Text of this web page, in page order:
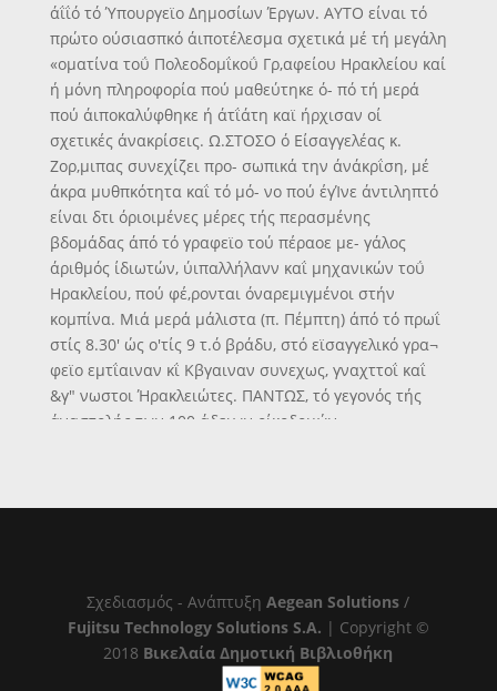
άΐΐό τό Ύπουργεϊο Δημοσίων Έργων. ΑΥΤΟ είναι τό
πρώτο ούσιασπκό άιποτέλεσμα σχετικά μέ τή μεγάλη
«οματίνα τοΰ Πολεοδομΐκοΰ Γρ,αφείου Ηρακλείου καί
ή μόνη πληροφορία πού μαθεύτηκε ό- πό τή μερά
πού άιποκαλύφθηκε ή άτΐάτη καϊ ήρχισαν οί
σχετικές άνακρίσεις. Ω.ΣΤΟΣΟ ό Είσαγγελέας κ.
Ζορ,μιπας συνεχίζει προ- σωπικά την άνάκρΐση, μέ
άκρα μυθπκότητα καΐ τό μό- νο πού έγΊνε άντιληπτό
είναι δτι όριοιμένες μέρες τής περασμένης
βδομάδας άπό τό γραφεϊο τού πέραοε με- γάλος
άριθμός ίδιωτών, ύιπαλλήλανν καΐ μηχανικών τοΰ
Ηρακλείου, πού φέ,ρονται όναρεμιγμένοι στήν
κομπίνα. Μιά μερά μάλιστα (π. Πέμπτη) άπό τό πρωΐ
στίς 8.30' ώς ο'τίς 9 τ.ό βράδυ, στό εϊσαγγελικό γρα¬
φεϊο εμτΐαιναν κΐ Κβγαιναν συνεχως, γναχττοΐ καΐ
&γ" νωστοι Ήρακλειώτες. ΠΑΝΤΩΣ, τό γεγονός τής
άναστολής των 100 άδειων οίκοδομών-
τ*ή ιίδηση αττό τίς υττεύθυνες Αρχές, η «Αλήθεια»
ϊμσθε την ιζήί πληροφορία, την οποία κ« μεταδίδα
στό αναγνωσπκό της κοινό: ΜΕ υσανγελική εντολή,
ποθ δό θΐ)« από τόν κ. Ζορμττό πρός 1Κ «ιταδωχτικές
Σχεδιασμός - ΑνάπτυξηAegean Solutions /
Fujitsu Technology Solutions S.A. | Copyright ©
2018 Βικελαία Δημοτική Βιβλιοθήκη